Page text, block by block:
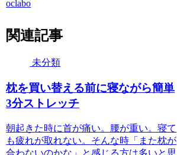
oclabo
関連記事
未分類
枕を買い替える前に寝ながら簡単
3分ストレッチ
朝起きた時に首が痛い。腰が重い。寝て
も疲れが取れない。そんな時「また枕が
合わないのかな」と感じる方は多いと思